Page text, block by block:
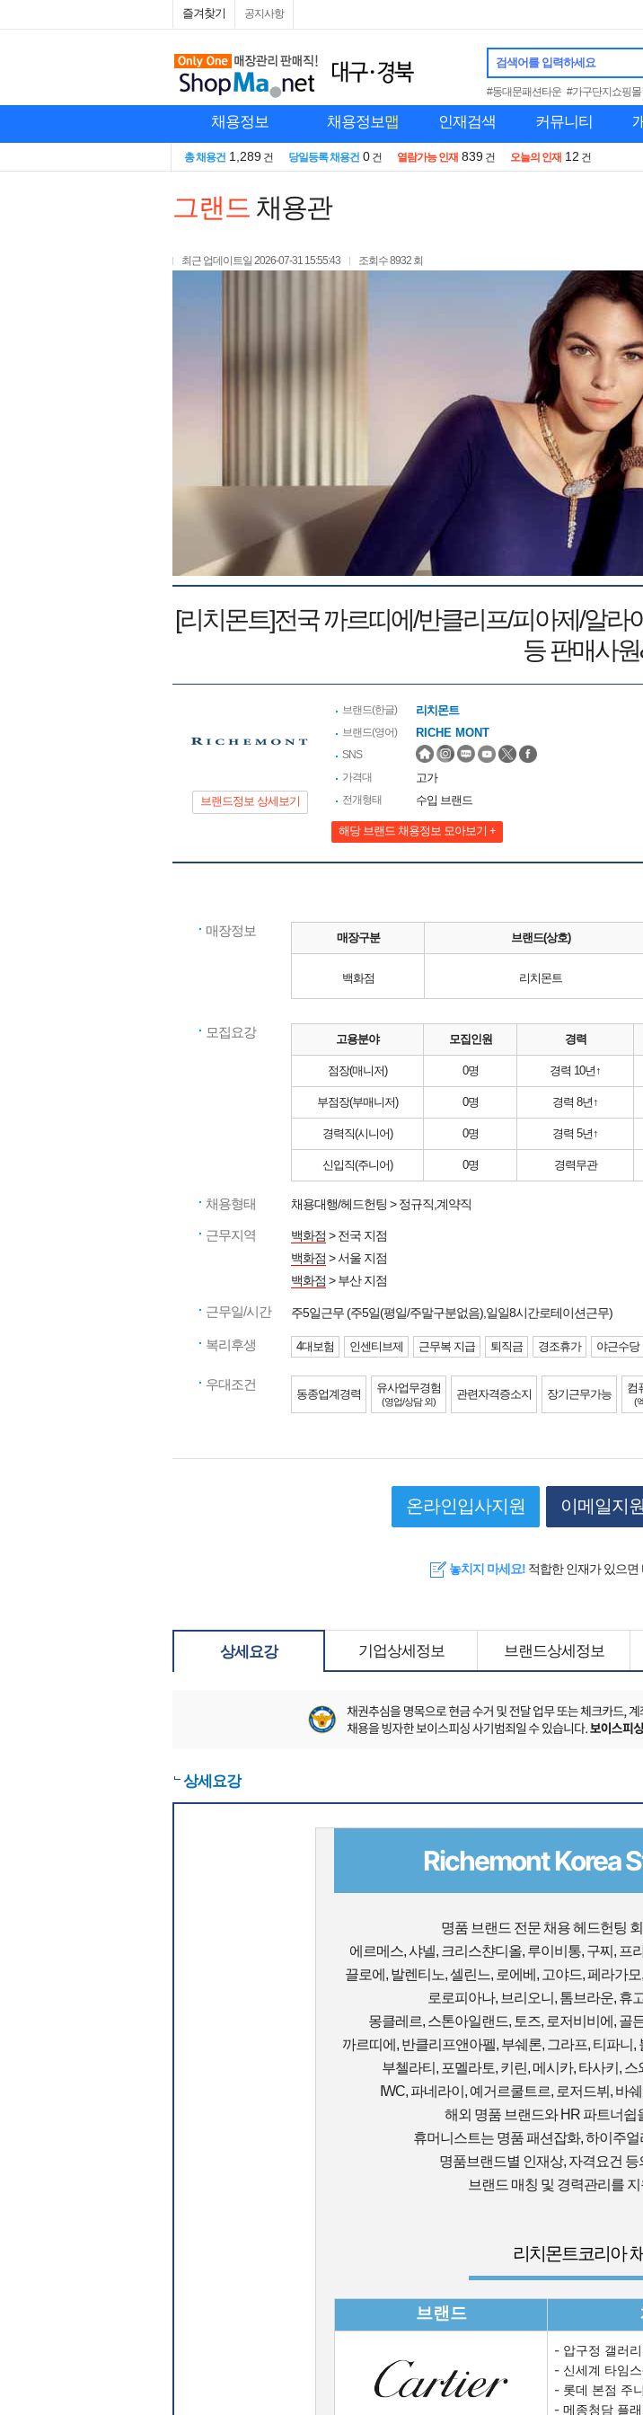
즐겨찾기 공지사항
검색어를 입력하세요
#동대문패션타운 #가구단지쇼핑몰
채용정보 채용정보맵 인재검색 커뮤니티
총 채용건 1,289 건 당일등록 채용건 0 건 열람가능 인재 839 건 오늘의 인재 12 건
그랜드 채용관
최근 업데이트일 2026-07-31 15:55:43 조회수8932 회
[리치몬트]전국 까르띠에/반클리프/피아제/알라
등 판매사
브랜드정보 상세보기
브랜드(한글) 리치몬트
브랜드(영어) RICHE MONT
SNS
가격대
고가
전개형태 수입 브랜드
해당 브랜드 채용정보 모아보기 +
매장정보 매장구분 브랜드(상호)
백화점 리치몬트
모집요강 고용분야 모집인원 경력
점장(매니저) 0명 경력 10년↑
부점장(부매니저) 0명 경력 8년↑
경력직(시니어) 0명 경력 5년↑
신입직(주니어) 0명 경력무관
채용형태 채용대행/헤드헌팅 > 정규직,계약직
근무지역 백화점 > 전국 지점
백화점 > 서울 지점
백화점 > 부산 지점
근무일/시간 주5일근무 (주5일(평일/주말구분없음),일일8시간로테이션근무)
복리후생 4대보험 인센티브제 근무복 지급 퇴직금 경조휴가 야근수당
우대조건
동종업계경력 유사업무경험
(영업/상담 외)
관련자격증소지 장기근무가능 컴
(
온라인입사지원 이메일지원
놓치지 마세요!적합한 인재가 있으면
상세요강 기업상세정보 브랜드상세정보
상세요강
Richemont Korea
명품 브랜드 전문 채용 헤드헌팅
에르메스, 샤넬, 크리스챤디올, 루이비통, 구찌, 프
끌로에, 발렌티노, 셀린느, 로에베, 고야드, 페라가
로로피아나, 브리오니, 톰브라운, 휴
몽클레르, 스톤아일랜드, 토즈, 로저비비에, 골
까르띠에, 반클리프앤아펠, 부쉐론, 그라프, 티파니,
부첼라티, 포멜라토, 키린, 메시카, 타사키,
IWC, 파네라이, 예거르쿨트르, 로저드뷔, 바
해외 명품 브랜드와 HR 파트너쉽
휴머니스트는 명품 패션잡화, 하이주얼
명품브랜드별 인재상, 자격요건
브랜드 매칭 및 경력관리를
리치몬트코리아
브랜드
- 압구정 갤러
- 신세계 타임
- 롯데 본점 주
- 메종청담 플